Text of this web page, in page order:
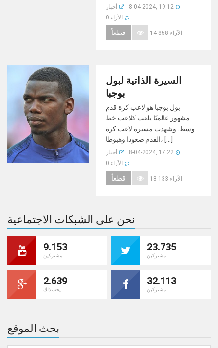
أخبار
8-04-2024, 19:12
0 الآراء
قطعاً 14 858 الآراء
السيرة الذاتية لبول
بوجبا
بول بوجبا هو لاعب كرة قدم
مشهور عالميًا يلعب كلاعب خط
وسط. وشهدت مسيرة لاعب كرة
القدم صعودا وهبوطا، [...]
أخبار
8-04-2024, 17:22
0 الآراء
قطعاً 18 133 الآراء
نحن على الشبكات الاجتماعية
9.153
مشتركين
23.735
مشتركين
2.639
يحب ذلك
32.113
مشتركين
بحث الموقع